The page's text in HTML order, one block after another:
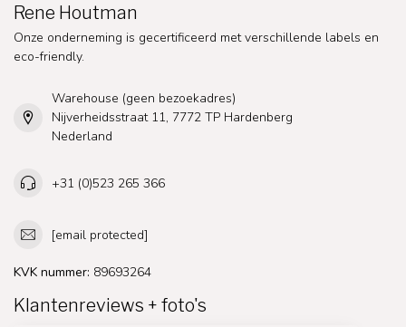
Rene Houtman
Onze onderneming is gecertificeerd met verschillende labels en
eco-friendly.
Warehouse (geen bezoekadres)
Nijverheidsstraat 11, 7772 TP Hardenberg
Nederland
+31 (0)523 265 366
[email protected]
KVK nummer: 89693264
Klantenreviews + foto's